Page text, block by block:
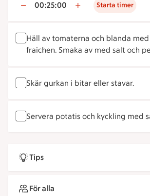
00:25:00 Starta timer
Häll av tomaterna och blanda
fraichen. Smaka av med salt och
Skär gurkan i bitar eller stavar.
Servera potatis och kyckling med
Tips
För alla